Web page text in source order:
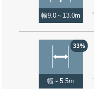
幅9.0～13.0m
33%
幅～5.5m